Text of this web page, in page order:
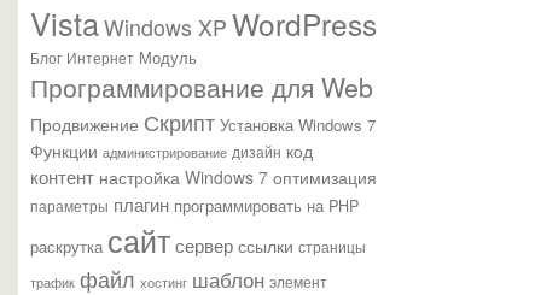
VistaWindows XP WordPress
Блог Интернет Модуль
Программирование для Web
Продвижение Скрипт Установка Windows 7
Функции администрирование дизайн код
контент настройка Windows 7 оптимизация
параметры плагин программировать на PHP
раскрутка сайтсервер ссылки страницы
трафик файл хостинг шаблон элемент